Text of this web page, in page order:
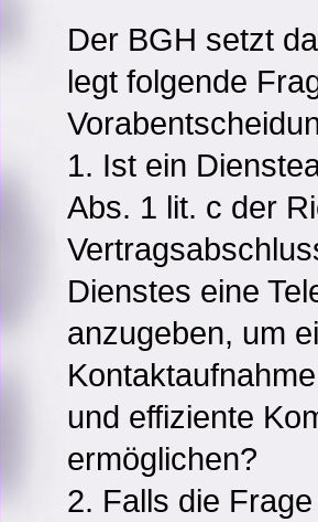
Der BGH setzt
legt folgende
1. Ist ein
Abs. 1 lit. c der
Dienstes eine
anzugeben, um
und effiziente
ermöglichen?
2. Falls die